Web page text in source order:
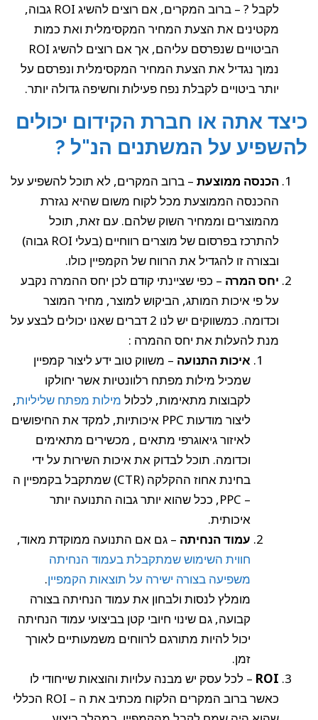
לקבל ? – ברוב המקרים, אם רוצים להשיג ROI גבוה,
מקטינים את הצעת המחיר המקסימלית ואת כמות
הביטויים שנפרסם עליהם, אך אם רוצים להשיג ROI
נמוך נגדיל את הצעת המחיר המקסימלית ונפרסם על
יותר ביטויים לקבלת נפח פעילות וחשיפה גדולה יותר.
כיצד אתה או חברת הקידום יכולים
להשפיע על המשתנים הנ"ל ?
הכנסה ממוצעת – ברוב המקרים, לא תוכל להשפיע על
ההכנסה הממוצעת מכל לקוח משום שהיא נגזרת
מהמוצרים וממחיר השוק שלהם. עם זאת, תוכל
להתרכז בפרסום של מוצרים רווחיים (בעלי ROI גבוה)
ובצורה זו להגדיל את הרווח של הקמפיין כולו.
יחס המרה – כפי שציינתי קודם לכן יחס ההמרה נקבע
על פי איכות המותג, הביקוש למוצר, מחיר המוצר
וכדומה. כמשווקים יש לנו 2 דברים שאנו יכולים לבצע על
מנת להעלות את יחס ההמרה :
איכות התנועה – משווק טוב ידע ליצור קמפיין
שמכיל מילות מפתח רלוונטיות אשר יחולקו
לקבוצות מתאימות, לכלול מילות מפתח שליליות,
ליצור מודעות PPC איכותיות, למקד את החיפושים
לאיזור גיאוגרפי מתאים , מכשירים מתאימים
וכדומה. תוכל לבדוק את איכות השירות על ידי
בחינת אחוז ההקלקה (CTR) שמתקבל בקמפיין ה
– PPC, ככל שהוא יותר גבוה התנועה יותר
איכותית.
עמוד הנחיתה – גם אם התנועה ממוקדת מאוד,
חווית השימוש שמתקבלת בעמוד הנחיתה
משפיעה בצורה ישירה על תוצאות הקמפיין.
מומלץ לנסות ולבחון את עמוד הנחיתה בצורה
קבועה, גם שינוי חיובי קטן בביצועי עמוד הנחיתה
יכול להיות מתורגם לרווחים משמעותיים לאורך
זמן.
ROI – לכל עסק יש מבנה עלויות והוצאות שייחודי לו
כאשר ברוב המקרים הלקוח מכתיב את ה – ROI הכללי